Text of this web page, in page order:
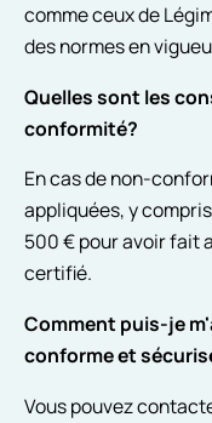
comme ceux de
des normes en
Quelles sont les
conformité?
En cas de non-
appliquées, y
500 € pour avoir fait
certifié.
Comment puis-je
conforme et
Vous pouvez